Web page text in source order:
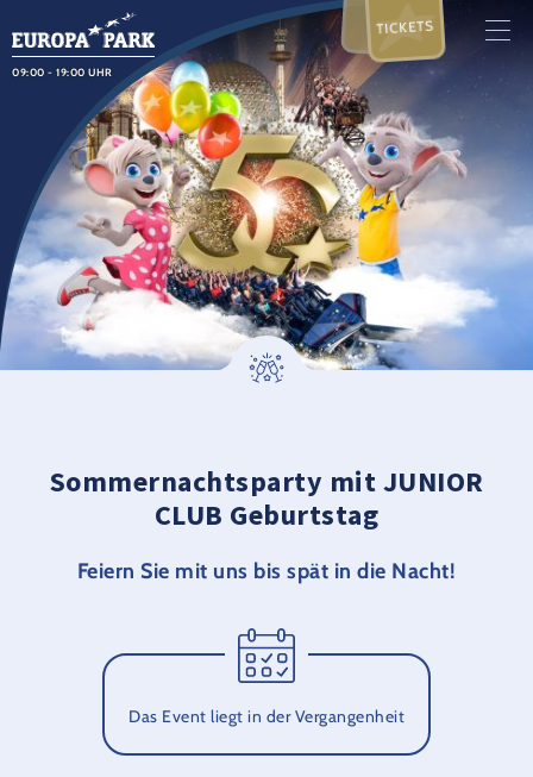
09:00 - 19:00 UHR
TICKETS
Sommernachtsparty mit JUNIOR
CLUB Geburtstag
Feiern Sie mit uns bis spät in die Nacht!
Das Event liegt in der Vergangenheit